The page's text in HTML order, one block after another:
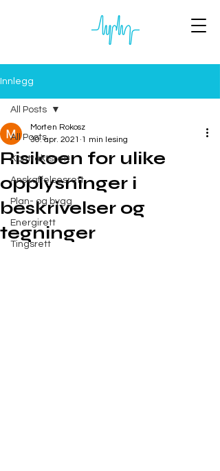
Innlegg
All Posts
Kontraktsrett
Anskaffelsesrett
Plan- og bygg
Energirett
Tingsrett
All Posts
Risikoen for ulike
opplysninger i
beskrivelser og
tegninger
Morten Rokosz
30. apr. 2021 1 min lesing